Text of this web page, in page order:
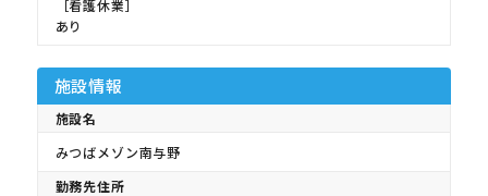
［看護休業］
あり
施設情報
施設名
みつばメゾン南与野
勤務先住所